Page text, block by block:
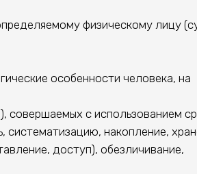
физическому лицу
особенности человека, на
совершаемых с использованием
систематизацию, накопление,
доступ), обезличивание,